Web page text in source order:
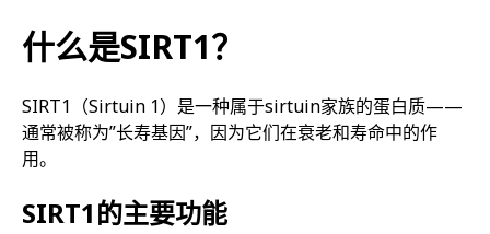
什么是SIRT1？
SIRT1（Sirtuin 1）是一种属于sirtuin家族的蛋白质——
通常被称为”长寿基因”，因为它们在衰老和寿命中的作
用。
SIRT1的主要功能